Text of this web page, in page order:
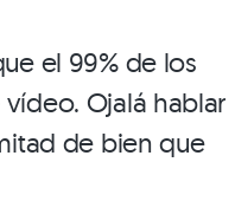
el 99% de los
Ojalá hablar
de bien que